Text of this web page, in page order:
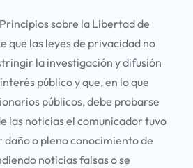
sobre la Libertad de
que las leyes de privacidad no
la investigación y difusión
público y que, en lo que
públicos, debe probarse
las noticias el comunicador tuvo
o pleno conocimiento de
noticias falsas o se